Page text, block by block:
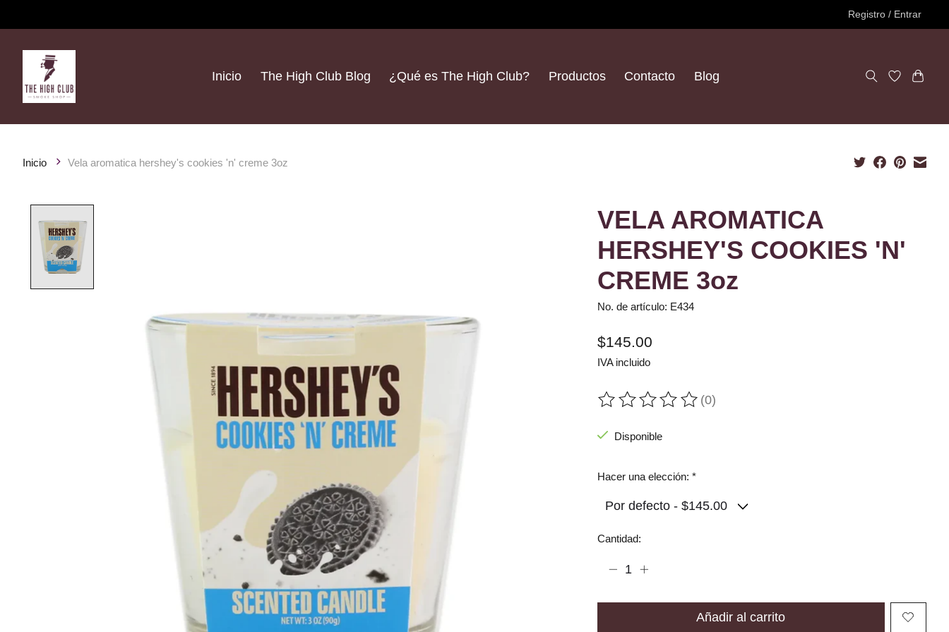
Registro / Entrar
Inicio The High Club Blog ¿Qué es The High Club? Productos Contacto Blog
Inicio Vela aromatica hershey's cookies 'n' creme 3oz
VELA AROMATICA
HERSHEY'S COOKIES 'N'
CREME 3oz
No. de artículo: E434
$145.00
IVA incluido
The rating of this product is
(0)
Disponible
Hacer una elección: *
Cantidad:
Añadir al carrito